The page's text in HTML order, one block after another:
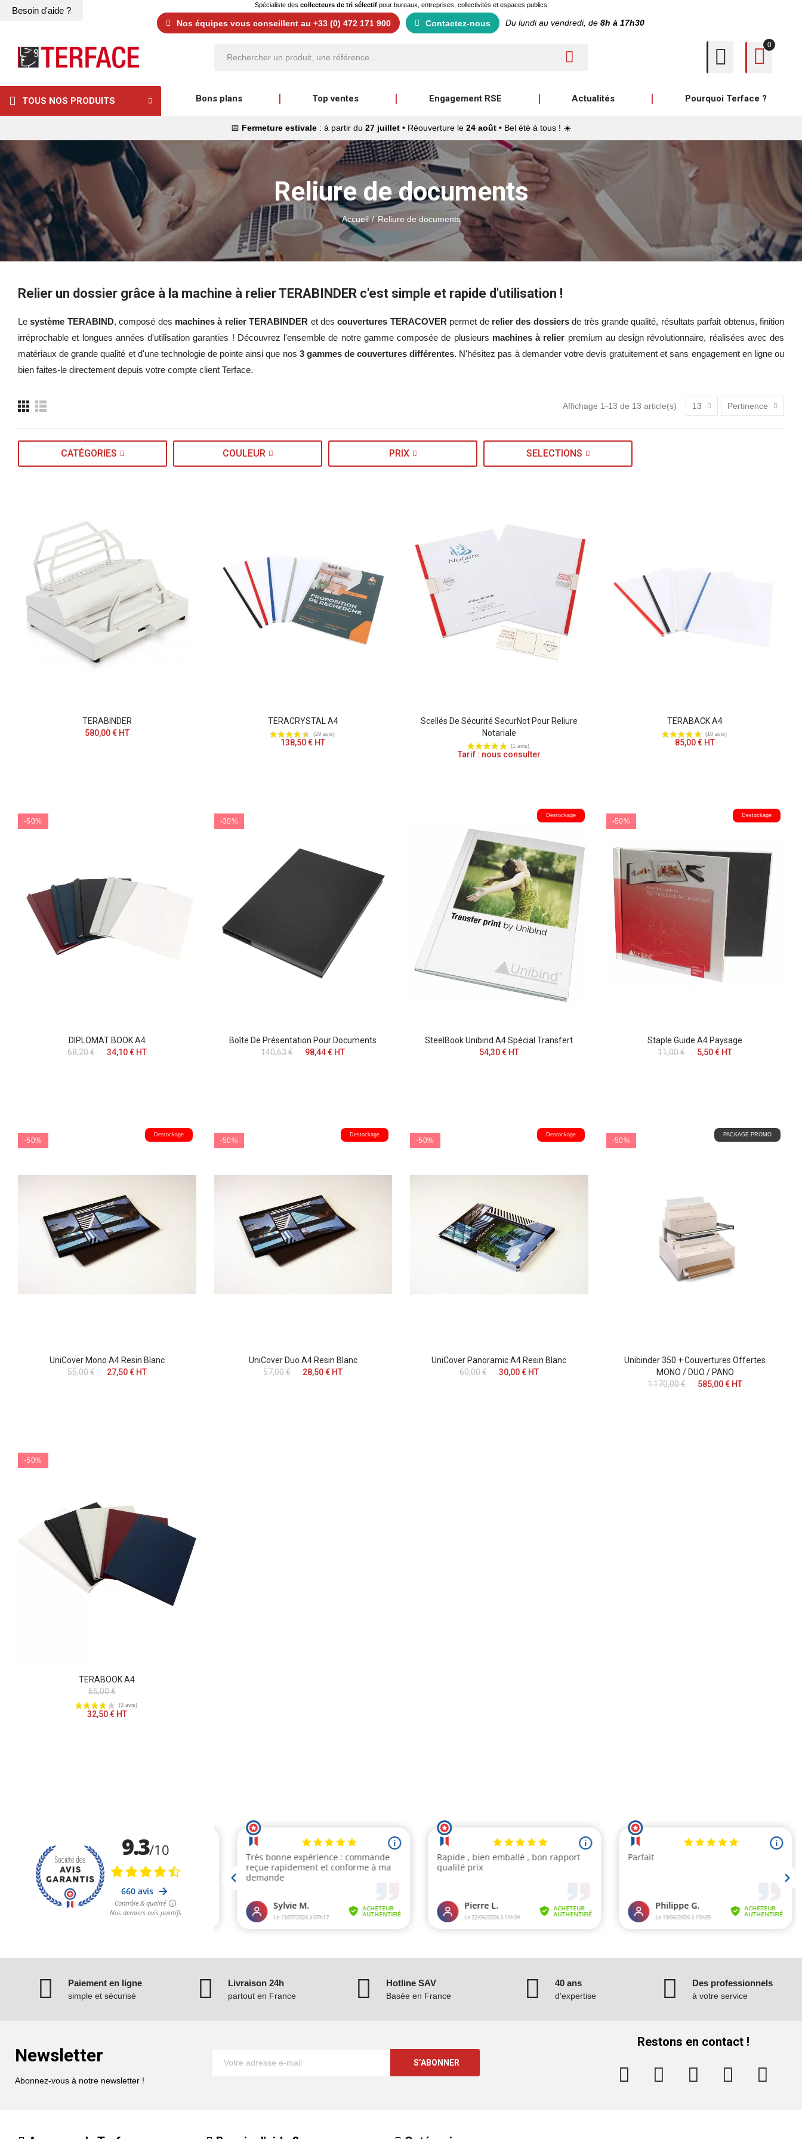
Besoin d'aide ?
Spécialiste des collecteurs de tri sélectifpour bureaux, entreprises, collectivités et espaces publics
Nos équipes vous conseillent au +33 (0) 472 171 900 Contactez-nous Du lundi au vendredi, de 8h à 17h30
0
TOUS NOS PRODUITS Bons plans Top ventes Engagement RSE Actualités Pourquoi Terface ?
📅 Fermeture estivale : à partir du 27 juillet • Réouverture le 24 août • Bel été à tous ! ☀️
Reliure de documents
Accueil Reliure de documents
Relier un dossier grâce à la machine à relier TERABINDER c'est simple et rapide d'utilisation !
Lesystème TERABIND, composé des machines à relier TERABINDER et descouvertures TERACOVER permet de relier des dossiers de très grande qualité, résultats parfait obtenus, finition
irréprochable et longues années d'utilisation garanties ! Découvrez l'ensemble de notre gamme composée de plusieurs machines à relier premium au design révolutionnaire, réalisées avec des
matériaux de grande qualité et d'une technologie de pointe ainsi que nos 3 gammes de couvertures différentes. N'hésitez pas à demander votre devis gratuitement et sans engagement en ligne ou
bien faites-le directement depuis votre compte client Terface.
Affichage 1-13 de 13 article(s) 13 Pertinence
CATÉGORIES COULEUR PRIX SELECTIONS
TERABINDER
580,00 € HT
TERACRYSTAL A4
138,50 € HT
Scellés De Sécurité SecurNot Pour Reliure
Notariale
Tarif : nous consulter
TERABACK A4
85,00 € HT
-50%
DIPLOMAT BOOK A4
68,20 €
34,10 € HT
-30%
Boîte De Présentation Pour Documents
140,63 €
98,44 € HT
Destockage
SteelBook Unibind A4 Spécial Transfert
54,30 € HT
-50%
Destockage
Staple Guide A4 Paysage
11,00 €
5,50 € HT
-50%
Destockage
UniCover Mono A4 Resin Blanc
55,00 €
27,50 € HT
-50%
Destockage
UniCover Duo A4 Resin Blanc
57,00 €
28,50 € HT
-50%
Destockage
UniCover Panoramic A4 Resin Blanc
60,00 €
30,00 € HT
-50%
PACKAGE PROMO
Unibinder 350 + Couvertures Offertes
MONO / DUO / PANO
1 170,00 €
585,00 € HT
-50%
TERABOOK A4
65,00 €
32,50 € HT
Paiement en ligne
simple et sécurisé
Livraison 24h
partout en France
Hotline SAV
Basée en France
40 ans
d'expertise
Des professionnels
à votre service
Newsletter
Abonnez-vous à notre newsletter !
S’ABONNER
Restons en contact !